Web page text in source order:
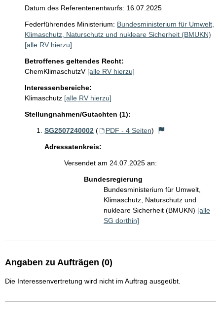
Datum des Referentenentwurfs: 16.07.2025
Federführendes Ministerium: Bundesministerium für Umwelt,
Klimaschutz, Naturschutz und nukleare Sicherheit (BMUKN)
[alle RV hierzu]
Betroffenes geltendes Recht:
ChemKlimaschutzV [alle RV hierzu]
Interessenbereiche:
Klimaschutz [alle RV hierzu]
Stellungnahmen/Gutachten (1):
SG2507240002 ( PDF - 4 Seiten)
Adressatenkreis:
Versendet am 24.07.2025 an:
Bundesregierung
Bundesministerium für Umwelt,
Klimaschutz, Naturschutz und
nukleare Sicherheit (BMUKN) [alle
SG dorthin]
Angaben zu Aufträgen (0)
Die Interessenvertretung wird nicht im Auftrag ausgeübt.